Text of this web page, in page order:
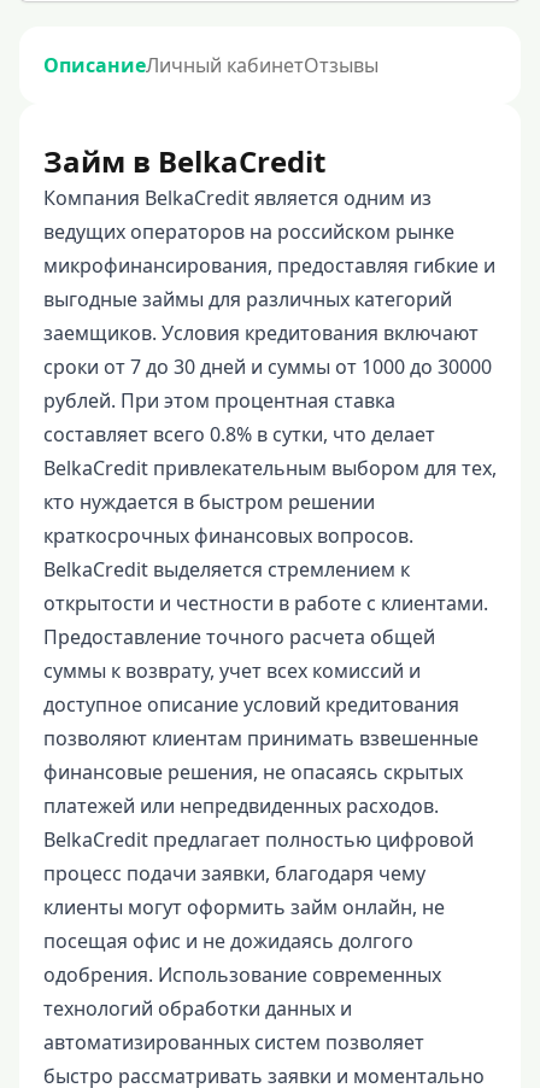
ОписаниеЛичный кабинетОтзывы
Займ в BelkaCredit
Компания BelkaCredit является одним из
ведущих операторов на российском рынке
микрофинансирования, предоставляя гибкие и
выгодные займы для различных категорий
заемщиков. Условия кредитования включают
сроки от 7 до 30 дней и суммы от 1000 до 30000
рублей. При этом процентная ставка
составляет всего 0.8% в сутки, что делает
BelkaCredit привлекательным выбором для тех,
кто нуждается в быстром решении
краткосрочных финансовых вопросов.
BelkaCredit выделяется стремлением к
открытости и честности в работе с клиентами.
Предоставление точного расчета общей
суммы к возврату, учет всех комиссий и
доступное описание условий кредитования
позволяют клиентам принимать взвешенные
финансовые решения, не опасаясь скрытых
платежей или непредвиденных расходов.
BelkaCredit предлагает полностью цифровой
процесс подачи заявки, благодаря чему
клиенты могут оформить займ онлайн, не
посещая офис и не дожидаясь долгого
одобрения. Использование современных
технологий обработки данных и
автоматизированных систем позволяет
быстро рассматривать заявки и моментально